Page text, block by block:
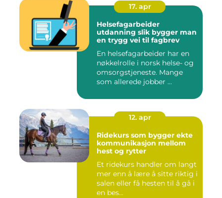
17. apr
Helsefagarbeider
utdanning slik bygger man
en trygg vei til fagbrev
En helsefagarbeider har en
nøkkelrolle i norsk helse- og
omsorgstjeneste. Mange
som allerede jobber ...
12. apr
Ridekurs som bygger ekte
kommunikasjon mellom
hest og rytter
Et ridekurs handler om langt
mer enn å lære å sitte riktig i
salen eller få hesten til å gå i
en bes...